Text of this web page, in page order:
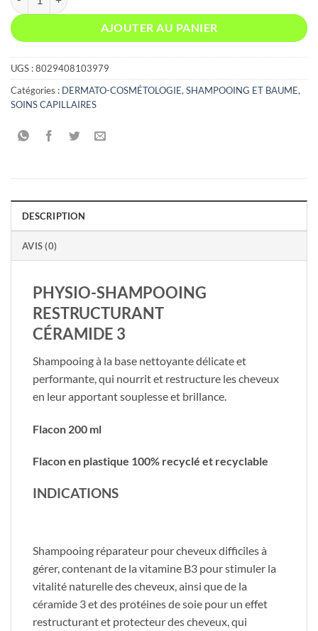
AJOUTER AU PANIER
UGS :8029408103979
Catégories : DERMATO-COSMÉTOLOGIE, SHAMPOOING ET BAUME,
SOINS CAPILLAIRES
DESCRIPTION
AVIS (0)
PHYSIO-SHAMPOOING
RESTRUCTURANT
CÉRAMIDE 3
​Shampooing à la base nettoyante délicate et
performante, qui nourrit et restructure les cheveux
en leur apportant souplesse et brillance.
Flacon 200 ml
Flacon en plastique 100% recyclé et recyclable
INDICATIONS
Shampooing réparateur pour cheveux difficiles à
gérer, contenant de la vitamine B3 pour stimuler la
vitalité naturelle des cheveux, ainsi que de la
céramide 3 et des protéines de soie pour un effet
restructurant et protecteur des cheveux, qui